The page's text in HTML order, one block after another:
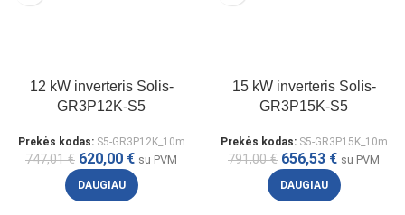
12 kW inverteris Solis-
GR3P12K-S5
Prekės kodas: S5-GR3P12K_10m
747,01€ 620,00 € su PVM
DAUGIAU
15 kW inverteris Solis-
GR3P15K-S5
Prekės kodas: S5-GR3P15K_10m
791,00€ 656,53 € su PVM
DAUGIAU